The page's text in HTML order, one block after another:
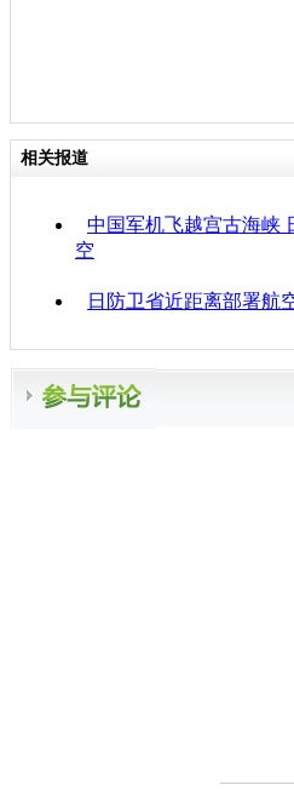
相关报道
中国军机飞越宫古海峡
空
日防卫省近距离部署航